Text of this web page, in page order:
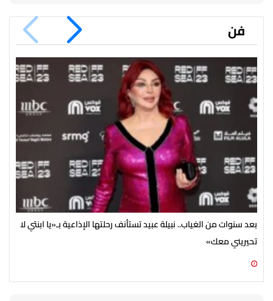
فن
بعد سنوات من الغياب.. نبيلة عبيد تستأنف رحلتها الإذاعية بـ«يا ابنتي لا
تحيريني معك»